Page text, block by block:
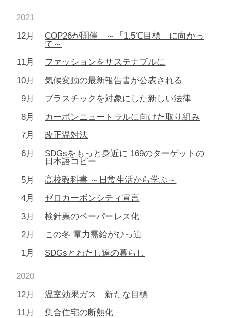
2021
12月
COP26が開催 ～「1.5℃目標」に向かっ
て～
11月
ファッションをサステナブルに
10月
気候変動の最新報告書が公表される
9月
プラスチックを対象にした新しい法律
8月
カーボンニュートラルに向けた取り組み
7月
改正温対法
6月
SDGsをもっと身近に 169のターゲットの
日本語コピー
5月
高校教科書 ～日常生活から学ぶ～
4月
ゼロカーボンシティ宣言
3月
検針票のペーパーレス化
2月
この冬 電力需給がひっ迫
1月
SDGsとわたし達の暮らし
2020
12月
温室効果ガス 新たな目標
11月
集合住宅の断熱化